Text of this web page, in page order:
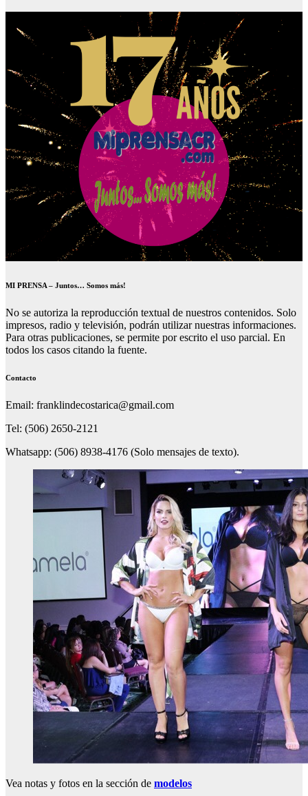
MI PRENSA – Juntos… Somos más!
No se autoriza la reproducción textual de nuestros contenidos. Solo
impresos, radio y televisión, podrán utilizar nuestras informaciones.
Para otras publicaciones, se permite por escrito el uso parcial. En
todos los casos citando la fuente.
Contacto
Email: franklindecostarica@gmail.com
Tel: (506) 2650-2121
Whatsapp: (506) 8938-4176 (Solo mensajes de texto).
Vea notas y fotos en la sección de modelos